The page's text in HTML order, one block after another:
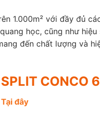
1.000m² với đầy đủ
học, cũng như hiệu
đến chất lượng và
SPLIT
Tại đây